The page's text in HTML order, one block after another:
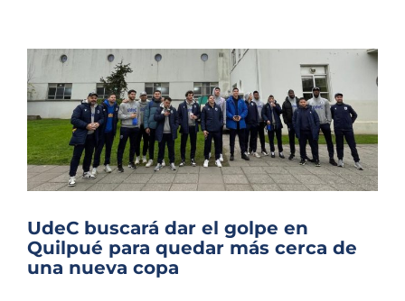
UdeC buscará dar el golpe en
Quilpué para quedar más cerca de
una nueva copa